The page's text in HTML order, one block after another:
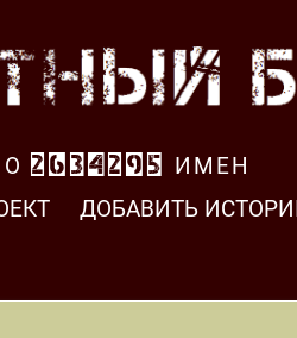
2634296
ИМЕН
ДОБАВИТЬ